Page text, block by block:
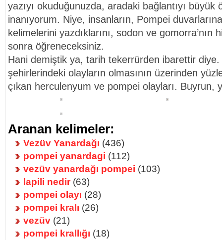
yazıyı okuduğunuzda, aradaki bağlantıyı büyük
inanıyorum. Niye, insanların, Pompei
kelimelerini yazdıklarını, sodon ve gomorra’nın
sonra öğreneceksiniz.
Hani demiştik ya, tarih tekerrürden ibarettir
şehirlerindeki olayların olmasının üzerinden
çıkan herculenyum ve pompei olayları. Buyrun,
Aranan kelimeler:
Vezüv Yanardağı (436)
pompei yanardagi (112)
vezüv yanardağı pompei (103)
lapili nedir(63)
pompei olayı (28)
pompei kralı (26)
vezüv (21)
pompei krallığı (18)